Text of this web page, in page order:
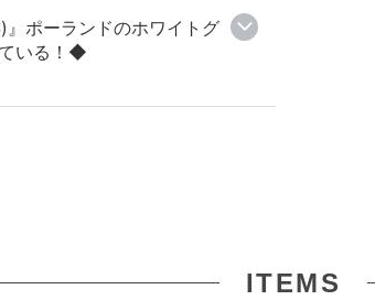
ポーランドのホワイトグ
いる！◆
ITEMS